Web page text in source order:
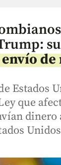
de
Estados
que
dinero